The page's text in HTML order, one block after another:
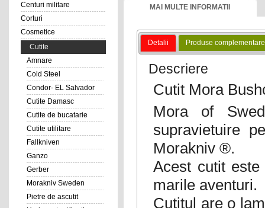
Centuri militare
Corturi
Cosmetice
Cutite
Amnare
Cold Steel
Condor- EL Salvador
Cutite Damasc
Cutite de bucatarie
Cutite utilitare
Fallkniven
Ganzo
Gerber
Morakniv Sweden
Pietre de ascutit
MAI MULTE INFORMATII
Detalii Produse complementare
Descriere
Cutit Mora
Mora of
supravietuire
Morakniv ®.
Acest cutit
marile aventuri.
Cutitul are o